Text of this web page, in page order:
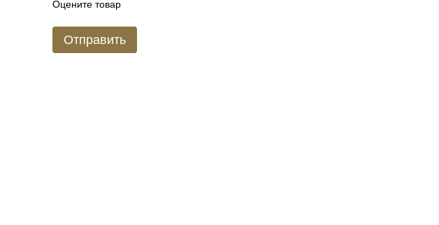
Оцените товар
Отправить